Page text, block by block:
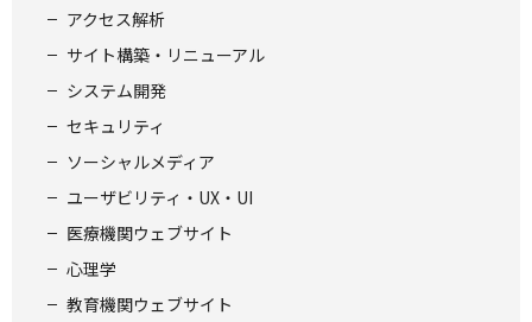
アクセス解析
サイト構築・リニューアル
システム開発
セキュリティ
ソーシャルメディア
ユーザビリティ・UX・UI
医療機関ウェブサイト
心理学
教育機関ウェブサイト